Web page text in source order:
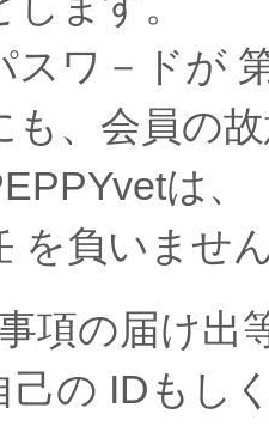
ワ－ドが
も、会員の
は、
を負いませ
項の届け出
の IDもし